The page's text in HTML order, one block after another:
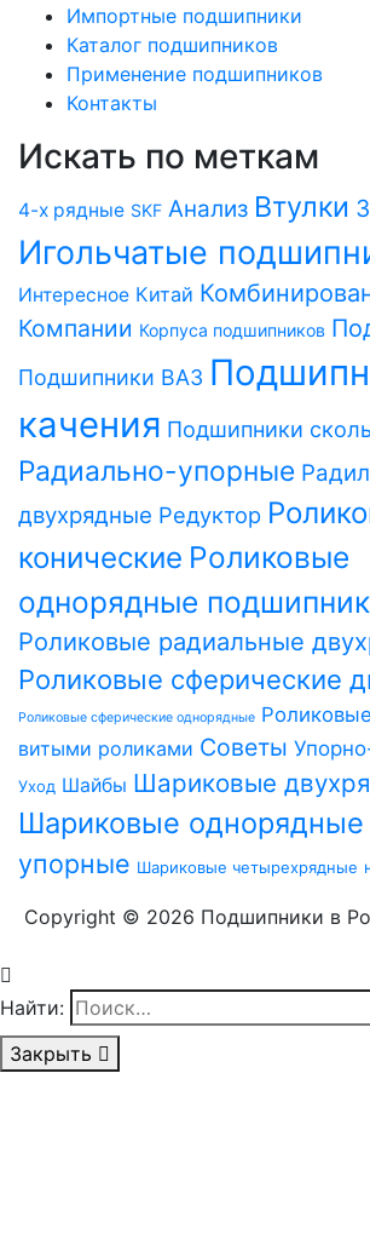
Импортные подшипники
Каталог подшипников
Применение подшипников
Контакты
Искать по меткам
4-х рядные SKF Анализ Втулки
Игольчатые
Интересное Китай
Компании Корпуса подшипников
Подшипники ВАЗ
качения Подшипники
Радиально-упорные
двухрядные Редуктор
конические Роликовые
однорядные
Роликовые радиальные
Роликовые сферические
Роликовые сферические однорядные
витыми роликами Советы
Уход Шайбы Шариковые
Шариковые однорядные
упорные Шариковые четырехрядные
Copyright © 2026 Подшипники в
Найти:
Закрыть